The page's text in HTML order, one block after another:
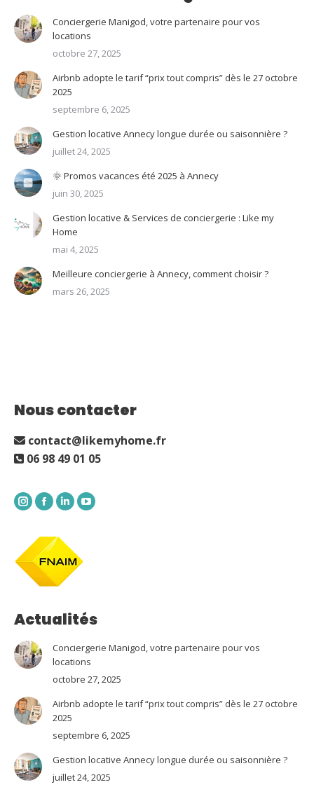
Conciergerie Manigod, votre partenaire pour vos
locations
octobre 27, 2025
Airbnb adopte le tarif “prix tout compris” dès le 27 octobre
2025
septembre 6, 2025
Gestion locative Annecy longue durée ou saisonnière ?
juillet 24, 2025
🌞 Promos vacances été 2025 à Annecy
juin 30, 2025
Gestion locative & Services de conciergerie : Like my
Home
mai 4, 2025
Meilleure conciergerie à Annecy, comment choisir ?
mars 26, 2025
Nous contacter
contact@likemyhome.fr
06 98 49 01 05
InstagramFacebook
LinkedInYouTube
Actualités
Conciergerie Manigod, votre partenaire pour vos
locations
octobre 27, 2025
Airbnb adopte le tarif “prix tout compris” dès le 27 octobre
2025
septembre 6, 2025
Gestion locative Annecy longue durée ou saisonnière ?
juillet 24, 2025